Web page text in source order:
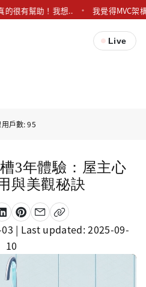
的很有幫助！我想.. 我覺得MVC架
Live
戶數: 95
3年體驗：屋主心
與美觀秘訣
| Last updated:2025-09-
10